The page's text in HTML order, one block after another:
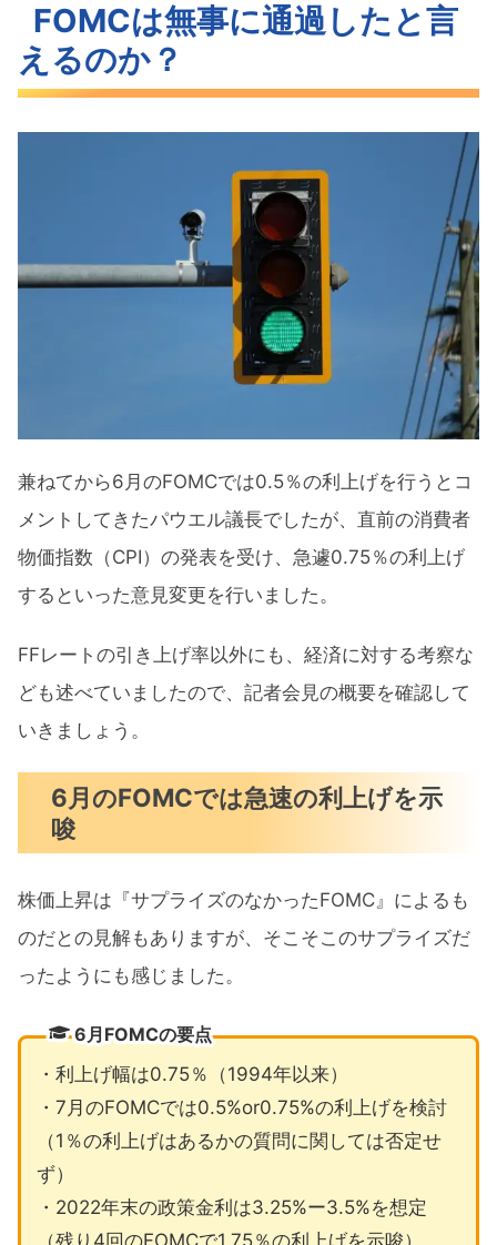
FOMCは無事に通過したと言
えるのか？
兼ねてから6月のFOMCでは0.5％の利上げを行うとコ
メントしてきたパウエル議長でしたが、直前の消費者
物価指数（CPI）の発表を受け、急遽0.75％の利上げ
するといった意見変更を行いました。
FFレートの引き上げ率以外にも、経済に対する考察な
ども述べていましたので、記者会見の概要を確認して
いきましょう。
6月のFOMCでは急速の利上げを示
唆
株価上昇は『サプライズのなかったFOMC』によるも
のだとの見解もありますが、そこそこのサプライズだ
ったようにも感じました。
6月FOMCの要点
・利上げ幅は0.75％（1994年以来）
・7月のFOMCでは0.5%or0.75%の利上げを検討
（1％の利上げはあるかの質問に関しては否定せ
ず）
・2022年末の政策金利は3.25%ー3.5%を想定
（残り4回のFOMCで1.75％の利上げを示唆）